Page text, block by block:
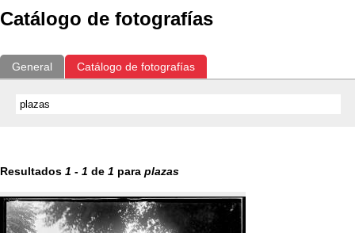
Catálogo de fotografías
General Catálogo de fotografías
Resultados 1 - 1 de 1 para plazas